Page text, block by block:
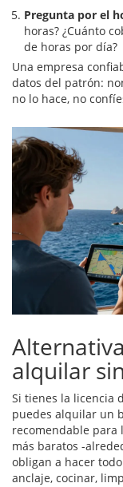
Pregunta por el
horas? ¿Cuánto
de horas por día?
Una empresa
datos del patrón:
no lo hace, no
alquilar
Si tienes la licencia
puedes alquilar un
recomendable para
más baratos -
obligan a hacer
anclaje, cocinar,